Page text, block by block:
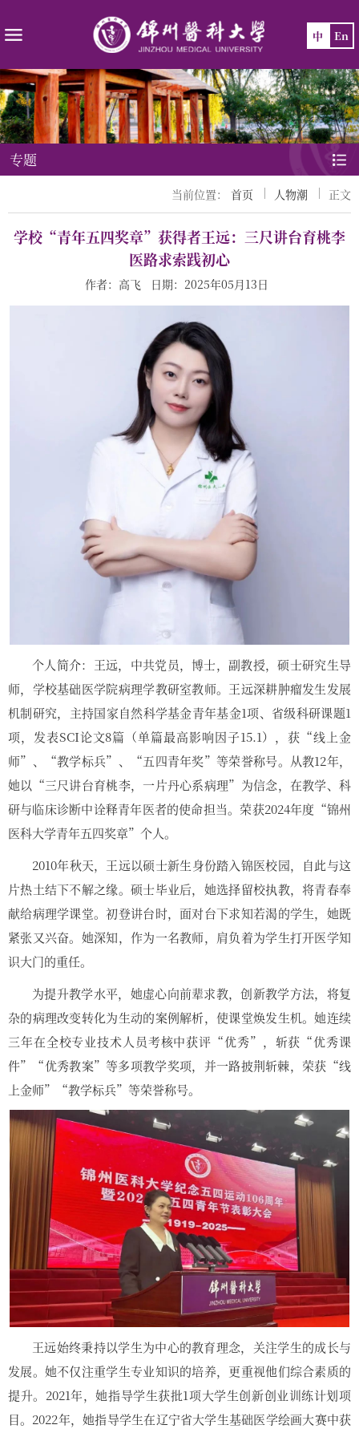
中 En
专题
当前位置： 首页 人物潮 正文
学校“青年五四奖章”获得者王远：三尺讲台育桃李
医路求索践初心
作者：高飞 日期：2025年05月13日
个人简介：王远，中共党员，博士，副教授，硕士研究生导
师，学校基础医学院病理学教研室教师。王远深耕肿瘤发生发展
机制研究，主持国家自然科学基金青年基金1项、省级科研课题1
项，发表SCI论文8篇（单篇最高影响因子15.1），获“线上金
师”、“教学标兵”、“五四青年奖”等荣誉称号。从教12年，
她以“三尺讲台育桃李，一片丹心系病理”为信念，在教学、科
研与临床诊断中诠释青年医者的使命担当。荣获2024年度“锦州
医科大学青年五四奖章”个人。
2010年秋天，王远以硕士新生身份踏入锦医校园，自此与这
片热土结下不解之缘。硕士毕业后，她选择留校执教，将青春奉
献给病理学课堂。初登讲台时，面对台下求知若渴的学生，她既
紧张又兴奋。她深知，作为一名教师，肩负着为学生打开医学知
识大门的重任。
为提升教学水平，她虚心向前辈求教，创新教学方法，将复
杂的病理改变转化为生动的案例解析，使课堂焕发生机。她连续
三年在全校专业技术人员考核中获评“优秀”，斩获“优秀课
件”“优秀教案”等多项教学奖项，并一路披荆斩棘，荣获“线
上金师”“教学标兵”等荣誉称号。
王远始终秉持以学生为中心的教育理念，关注学生的成长与
发展。她不仅注重学生专业知识的培养，更重视他们综合素质的
提升。2021年，她指导学生获批1项大学生创新创业训练计划项
目。2022年，她指导学生在辽宁省大学生基础医学绘画大赛中获